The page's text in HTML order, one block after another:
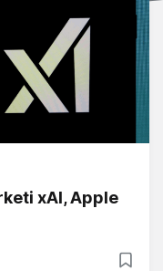
xAI, Apple